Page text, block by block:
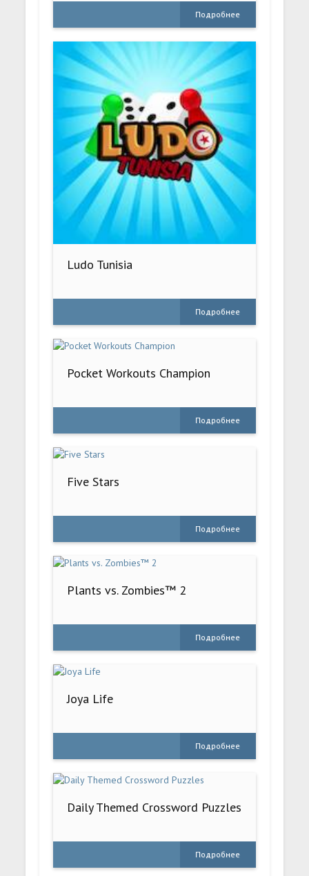
Подробнее
Ludo Tunisia
Подробнее
Pocket Workouts Champion
Подробнее
Five Stars
Подробнее
Plants vs. Zombies™ 2
Подробнее
Joya Life
Подробнее
Daily Themed Crossword Puzzles
Подробнее